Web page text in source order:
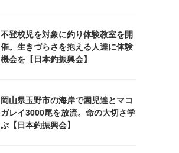
不登校児を対象に釣り体験教室を開
催。生きづらさを抱える人達に体験
機会を【日本釣振興会】
岡山県玉野市の海岸で園児達とマコ
ガレイ3000尾を放流。命の大切さ学
ぶ【日本釣振興会】